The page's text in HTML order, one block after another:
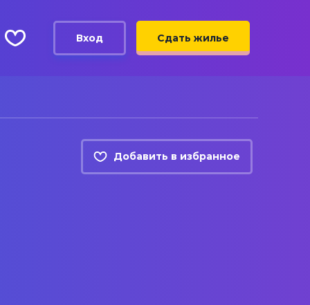
Вход Сдать жилье
Добавить в избранное